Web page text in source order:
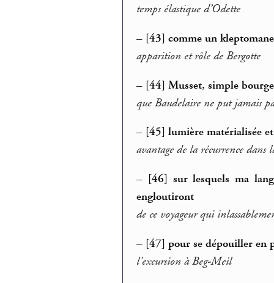
temps élastique d’Odette
– [43] comme un
apparition et rôle de Bergotte
– [44] Musset, simple
que Baudelaire ne put jamais
– [45] lumière matérialisée
avantage de la récurrence
– [46] sur lesquels ma
engloutiront
de ce voyageur qui
– [47] pour se dépouiller en
l’excursion à Beg-Meil